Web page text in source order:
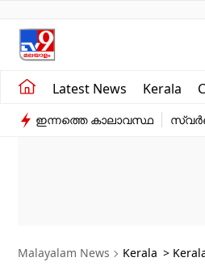
Latest News Kerala
Kerala
Indiaഇന്നത്തെ കാലാവസ്ഥ
Malayalam News Kerala >